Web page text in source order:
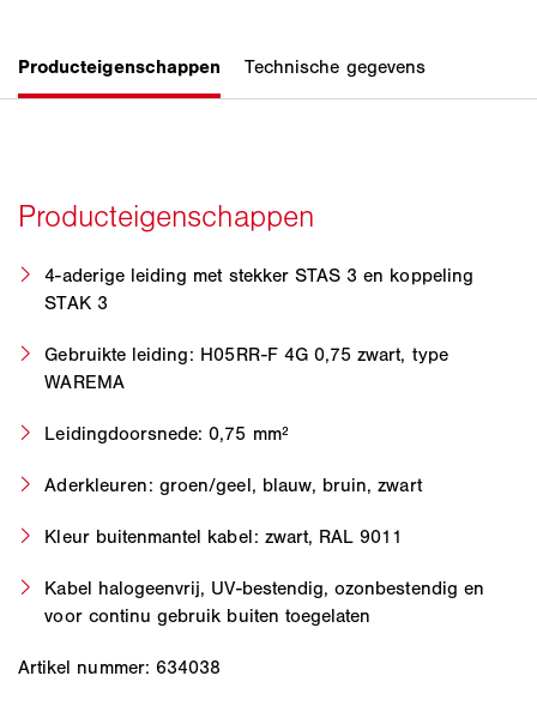
4-aderige leiding met stekker STAS 3 en koppeling
STAK 3
Gebruikte leiding: H05RR-F 4G 0,75 zwart, type
WAREMA
Leidingdoorsnede: 0,75 mm²
Aderkleuren: groen/geel, blauw, bruin, zwart
Kleur buitenmantel kabel: zwart, RAL 9011
Kabel halogeenvrij, UV-bestendig, ozonbestendig en
voor continu gebruik buiten toegelaten
Artikel nummer: 634038